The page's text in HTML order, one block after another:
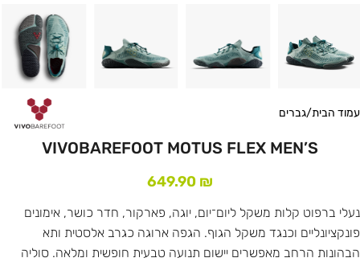
עמוד הבית/גברים
VIVOBAREFOOT MOTUS FLEX MEN’S
649.90 ₪
נעלי ברפוט קלות משקל ליום־יום, יוגה, פארקור, חדר כושר, אימונים
פונקציונליים וכנגד משקל הגוף. הגפה ארוגה כגרב אלסטית ותא
הבהונות הרחב מאפשרים יישום תנועה טבעית חופשית ומלאה. סוליה